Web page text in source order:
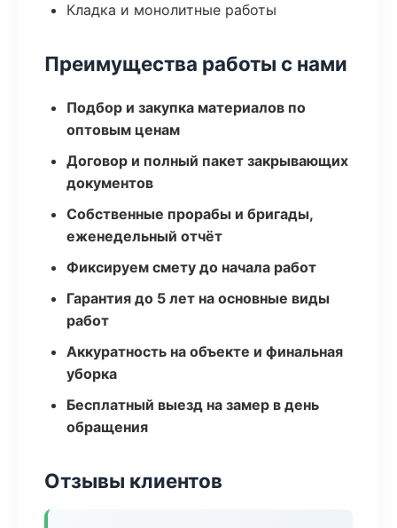
Кладка и монолитные работы
Преимущества работы с нами
Подбор и закупка материалов по
оптовым ценам
Договор и полный пакет закрывающих
документов
Собственные прорабы и бригады,
еженедельный отчёт
Фиксируем смету до начала работ
Гарантия до 5 лет на основные виды
работ
Аккуратность на объекте и финальная
уборка
Бесплатный выезд на замер в день
обращения
Отзывы клиентов